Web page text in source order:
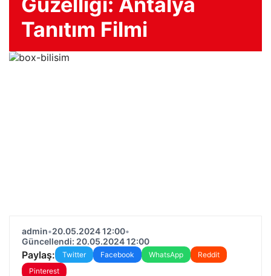
Tanıtım Filmi
admin•20.05.2024 12:00•
Güncellendi: 20.05.2024 12:00
Paylaş: Twitter Facebook WhatsApp
Reddit
Pinterest